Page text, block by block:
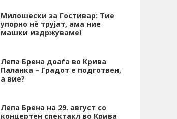
Милошески за Гостивар: Тие
упорно нѐ трујат, ама ние
машки издржуваме!
Лепа Брена доаѓа во Крива
Паланка – Градот е подготвен,
а вие?
Лепа Брена на 29. август со
концертен спектакл во Крива